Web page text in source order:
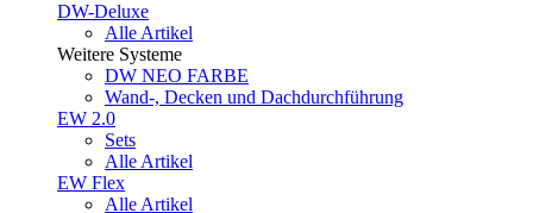
DW-Deluxe
Alle Artikel
Weitere Systeme
DW NEO FARBE
Wand-, Decken und Dachdurchführung
EW 2.0
Sets
Alle Artikel
EW Flex
Alle Artikel